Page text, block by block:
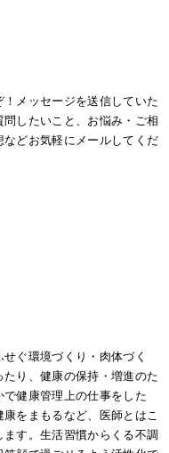
！メッセージを送信していた
したいこと、お悩み・ご相
どお気軽にメールしてくだ
ぐ環境づくり・肉体づく
り、健康の保持・増進のた
健康管理上の仕事をした
をまもるなど、医師とはこ
す。生活習慣からくる不調